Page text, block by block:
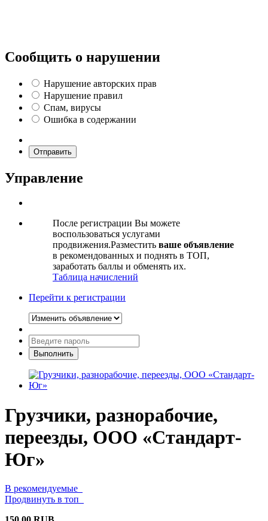
Сообщить о нарушении
Нарушение авторских прав
Нарушение правил
Спам, вирусы
Ошибка в содержании
Отправить
Управление
После регистрации Вы можете
воспользоваться услугами
продвижения.Разместить ваше объявление
в рекомендованных и поднять в ТОП,
заработать баллы и обменять их.
Таблица начислений
Перейти к регистрации
Грузчики, разнорабочие,
переезды, ООО «Стандарт-
Юг»
В рекомендуемые
Продвинуть в топ